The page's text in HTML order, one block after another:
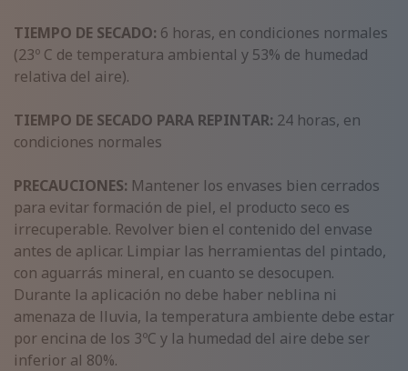
TIEMPO DE SECADO: 6 horas, en condiciones normales
(23º C de temperatura ambiental y 53% de humedad
relativa del aire).
TIEMPO DE SECADO PARA REPINTAR: 24 horas, en
condiciones normales
PRECAUCIONES: Mantener los envases bien cerrados
para evitar formación de piel, el producto seco es
irrecuperable. Revolver bien el contenido del envase
antes de aplicar. Limpiar las herramientas del pintado,
con aguarrás mineral, en cuanto se desocupen.
Durante la aplicación no debe haber neblina ni
amenaza de lluvia, la temperatura ambiente debe estar
por encina de los 3ºC y la humedad del aire debe ser
inferior al 80%.